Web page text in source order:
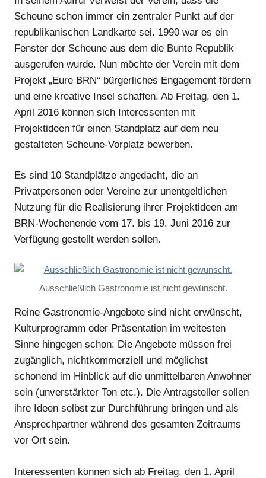
Scheune schon immer ein zentraler Punkt auf der
republikanischen Landkarte sei. 1990 war es ein
Fenster der Scheune aus dem die Bunte Republik
ausgerufen wurde. Nun möchte der Verein mit dem
Projekt „Eure BRN“ bürgerliches Engagement fördern
und eine kreative Insel schaffen. Ab Freitag, den 1.
April 2016 können sich Interessenten mit
Projektideen für einen Standplatz auf dem neu
gestalteten Scheune-Vorplatz bewerben.
Es sind 10 Standplätze angedacht, die an
Privatpersonen oder Vereine zur unentgeltlichen
Nutzung für die Realisierung ihrer Projektideen am
BRN-Wochenende vom 17. bis 19. Juni 2016 zur
Verfügung gestellt werden sollen.
Ausschließlich Gastronomie ist nicht gewünscht.
Reine Gastronomie-Angebote sind nicht erwünscht,
Kulturprogramm oder Präsentation im weitesten
Sinne hingegen schon: Die Angebote müssen frei
zugänglich, nichtkommerziell und möglichst
schonend im Hinblick auf die unmittelbaren Anwohner
sein (unverstärkter Ton etc.). Die Antragsteller sollen
ihre Ideen selbst zur Durchführung bringen und als
Ansprechpartner während des gesamten Zeitraums
vor Ort sein.
Interessenten können sich ab Freitag, den 1. April